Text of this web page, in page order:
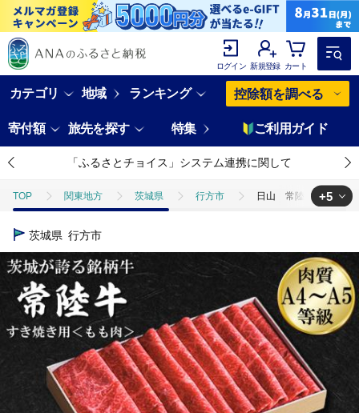
ログイン 新規登録 カート
カテゴリ 地域 ランキング 控除額を調べる
寄付額 旅先を探す 特集 ご利用ガイド
「ふるさとチョイス」システム連携に関して
TOP 関東地方 茨城県 行方市 日山 常陸牛 すき焼き
TOP
TOP 肉 牛肉 日山 常陸牛 すき焼き用もも肉約450ｇ｜茨
TOP 肉 牛肉 日山 常陸牛 すき焼き用も
TOP 肉 牛肉 すき焼き(牛肉) 日山 常陸牛 すき焼き
牛肉 しゃぶしゃぶ(牛肉) 日山 常陸牛 すき
+5
茨城県 行方市